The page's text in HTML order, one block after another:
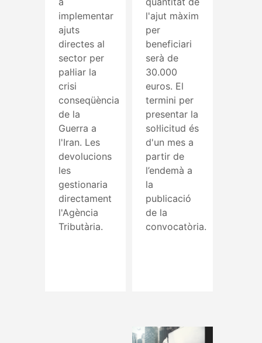
implementar
ajuts
directes al
sector per
pal·liar la
crisi
conseqüència
de la
Guerra a
l'Iran. Les
devolucions
les
gestionaria
directament
l'Agència
Tributària.
l'ajut màxim
per
beneficiari
serà de
30.000
euros. El
termini per
presentar la
sol·licitud és
d'un mes a
partir de
l’endemà a
la
publicació
de la
convocatòria.